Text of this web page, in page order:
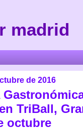
madrid
de 2016
TriBall,
octubre